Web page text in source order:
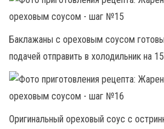
Баклажаны с ореховым соусом
подачей отправить в холодильник на
Оригинальный ореховый соус с